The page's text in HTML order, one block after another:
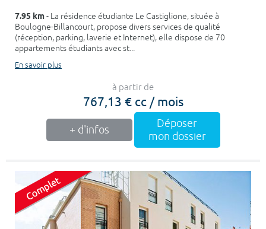
7.95 km- La résidence étudiante Le Castiglione, située à
Boulogne-Billancourt, propose divers services de qualité
(réception, parking, laverie et Internet), elle dispose de 70
appartements étudiants avec st...
En savoir plus
à partir de
767,13 € cc / mois
+ d'infos
Déposer
mon dossier